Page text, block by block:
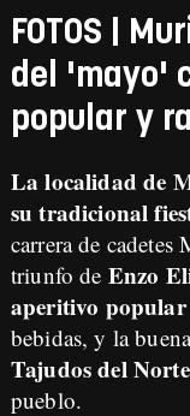
FOTOS |
del 'mayo'
popular y
La localidad de
su tradicional
carrera de
triunfo de Enzo
aperitivo popular
bebidas, y la
Tajudos del Norte
pueblo.